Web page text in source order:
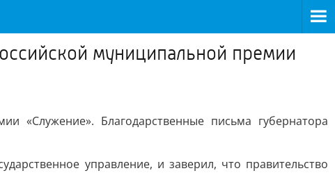
муниципальной премии
«Служение». Благодарственные письма губернатора
управление, и заверил, что правительство